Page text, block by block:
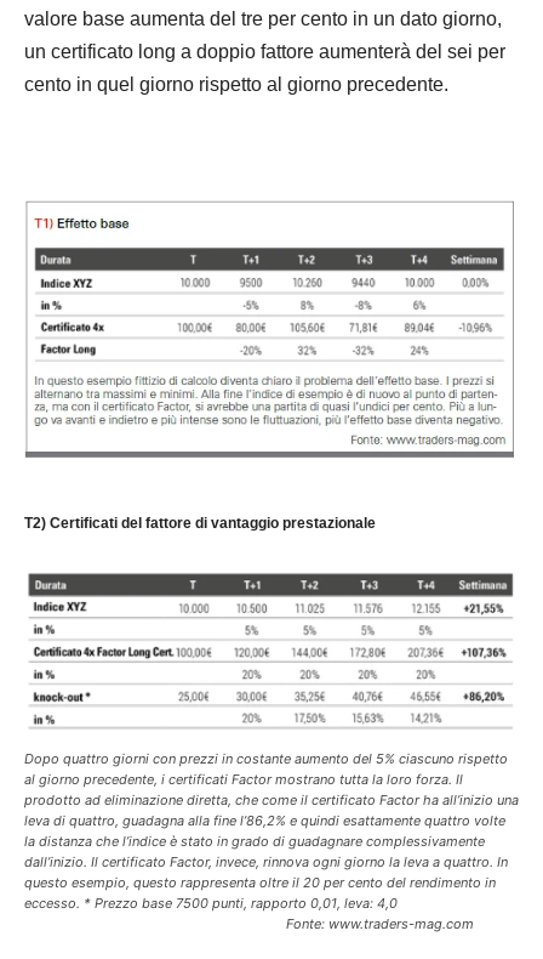
valore base aumenta del tre per cento in un dato giorno,
un certificato long a doppio fattore aumenterà del sei per
cento in quel giorno rispetto al giorno precedente.
T2) Certificati del fattore di vantaggio prestazionale
Dopo quattro giorni con prezzi in costante aumento del 5% ciascuno rispetto
al giorno precedente, i certificati Factor mostrano tutta la loro forza. Il
prodotto ad eliminazione diretta, che come il certificato Factor ha all’inizio una
leva di quattro, guadagna alla fine l’86,2% e quindi esattamente quattro volte
la distanza che l’indice è stato in grado di guadagnare complessivamente
dall’inizio. Il certificato Factor, invece, rinnova ogni giorno la leva a quattro. In
questo esempio, questo rappresenta oltre il 20 per cento del rendimento in
eccesso. * Prezzo base 7500 punti, rapporto 0,01, leva: 4,0
Fonte: www.traders-mag.com